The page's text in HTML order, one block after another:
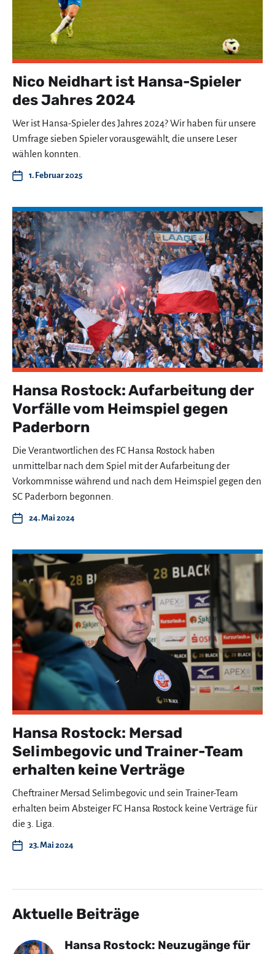
Nico Neidhart ist Hansa-Spieler
des Jahres 2024
Wer ist Hansa-Spieler des Jahres 2024? Wir haben für unsere
Umfrage sieben Spieler vorausgewählt, die unsere Leser
wählen konnten.
1. Februar 2025
Hansa Rostock: Aufarbeitung der
Vorfälle vom Heimspiel gegen
Paderborn
Die Verantwortlichen des FC Hansa Rostock haben
unmittelbar nach dem Spiel mit der Aufarbeitung der
Vorkommnisse während und nach dem Heimspiel gegen den
SC Paderborn begonnen.
24. Mai 2024
Hansa Rostock: Mersad
Selimbegovic und Trainer-Team
erhalten keine Verträge
Cheftrainer Mersad Selimbegovic und sein Trainer-Team
erhalten beim Absteiger FC Hansa Rostock keine Verträge für
die 3. Liga.
23. Mai 2024
Aktuelle Beiträge
Hansa Rostock: Neuzugänge für